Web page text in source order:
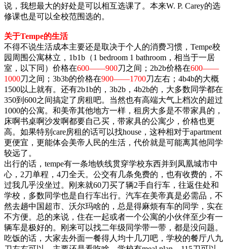
说，我想最大的好处是可以相互选课了。本来W. P. Carey的选
修课也是可以全校范围选的。
关于Tempe的生活
不得不说生活成本主要还是取决于个人的消费习惯，Tempe校
园周围公寓林立，1b1b（1 bedroom 1 bathroom，相当于一居
室，以下同）价格在600——900刀之间；2b2b价格在600——
1000刀之间；3b3b的价格在900——1700刀左右；4b4b的大概
1500以上就有。还有2b1b的，3b2b，4b2b的，大多数同学都在
350到600之间搞定了房租吧。当然也有高端大气上档次的超过
1000的公寓。和美帝其他地方一样，租房大多是不带家具的，
床啊书桌啊沙发啊都要自己买，带家具的公寓少，价格也更
高。如果特别care房租的话可以找house，这种相对于apartment
更便宜，更能体会美帝人民的生活，代价就是可能离其他同学
较远了 。
出行的话，tempe有一条地铁线贯穿学校东西并到凤凰城市中
心，2刀单程，4刀全天。公交有几条免费的，也有收费的，不
过我几乎没坐过。刚来就60刀买了辆2手自行车，往返住处和
学校，多数同学也是自行车出行。汽车在美帝真是必需品，不
然去趟中国超市、沃尔玛啥的，总是得麻烦有车的同学，实在
不方便。总的来说，住在一起或者一个公寓的小伙伴至少有一
辆车是极好的。刚来可以找二年级同学带一带，都是没问题。
吃饭的话，大家去外面一餐得人均十几刀吧，学校的餐厅八九